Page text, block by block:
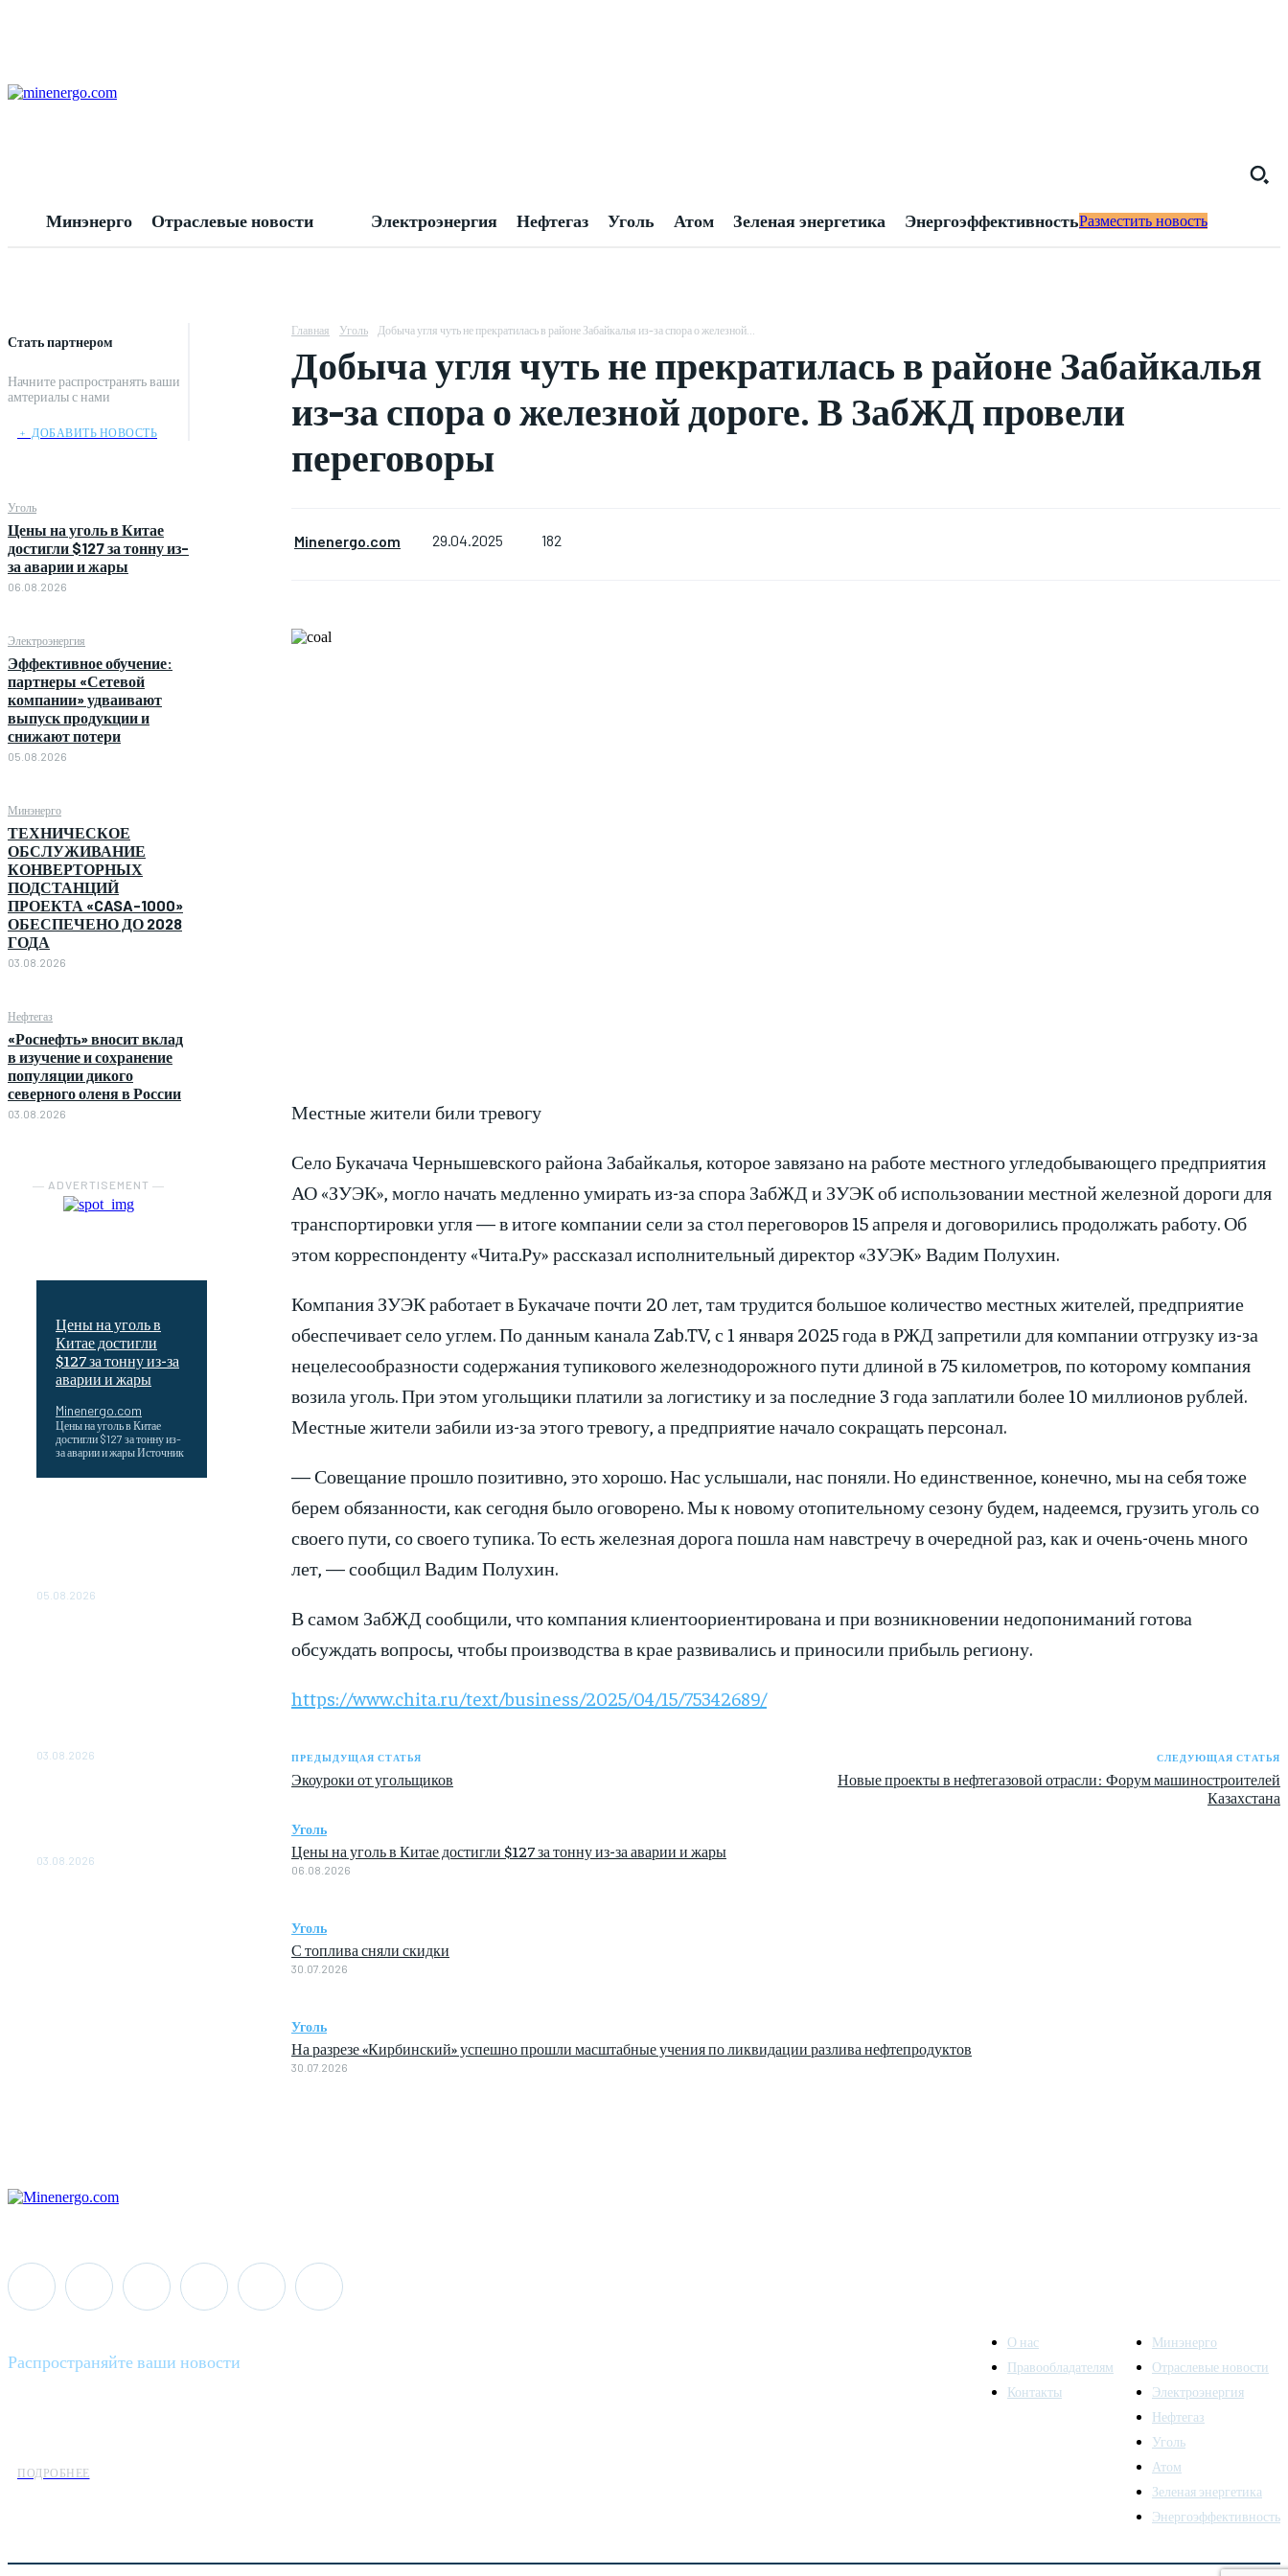
Минэнерго Отраслевые новости Электроэнергия Нефтегаз Уголь Атом Зеленая энергетика ЭнергоэффективностьРазместить новость
Стать партнером
Начните распространять ваши
амтериалы с нами
﹢ ДОБАВИТЬ НОВОСТЬ
Уголь
Цены на уголь в Китае
достигли $127 за тонну из-
за аварии и жары
06.08.2026
Электроэнергия
Эффективное обучение:
партнеры «Сетевой
компании» удваивают
выпуск продукции и
снижают потери
05.08.2026
Минэнерго
ТЕХНИЧЕСКОЕ
ОБСЛУЖИВАНИЕ
КОНВЕРТОРНЫХ
ПОДСТАНЦИЙ
ПРОЕКТА «CASA-1000»
ОБЕСПЕЧЕНО ДО 2028
ГОДА
03.08.2026
Нефтегаз
«Роснефть» вносит вклад
в изучение и сохранение
популяции дикого
северного оленя в России
03.08.2026
― ADVERTISEMENT ―
Цены на уголь в
Китае достигли
$127 за тонну из-за
аварии и жары
Minenergo.com
Цены на уголь в Китае
достигли $127 за тонну из-
за аварии и жары Источник
05.08.2026
03.08.2026
03.08.2026
Главная Уголь Добыча угля чуть не прекратилась в районе Забайкалья из-за спора о железной...
Добыча угля чуть не прекратилась в районе Забайкалья
из-за спора о железной дороге. В ЗабЖД провели
переговоры
Minenergo.com 29.04.2025 182
Местные жители били тревогу
Село Букачача Чернышевского района Забайкалья, которое завязано на работе местного угледобывающего предприятия
АО «ЗУЭК», могло начать медленно умирать из-за спора ЗабЖД и ЗУЭК об использовании местной железной дороги для
транспортировки угля — в итоге компании сели за стол переговоров 15 апреля и договорились продолжать работу. Об
этом корреспонденту «Чита.Ру» рассказал исполнительный директор «ЗУЭК» Вадим Полухин.
Компания ЗУЭК работает в Букачаче почти 20 лет, там трудится большое количество местных жителей, предприятие
обеспечивает село углем. По данным канала Zab.TV, с 1 января 2025 года в РЖД запретили для компании отгрузку из-за
нецелесообразности содержания тупикового железнодорожного пути длиной в 75 километров, по которому компания
возила уголь. При этом угольщики платили за логистику и за последние 3 года заплатили более 10 миллионов рублей.
Местные жители забили из-за этого тревогу, а предприятие начало сокращать персонал.
— Совещание прошло позитивно, это хорошо. Нас услышали, нас поняли. Но единственное, конечно, мы на себя тоже
берем обязанности, как сегодня было оговорено. Мы к новому отопительному сезону будем, надеемся, грузить уголь со
своего пути, со своего тупика. То есть железная дорога пошла нам навстречу в очередной раз, как и очень-очень много
лет, — сообщил Вадим Полухин.
В самом ЗабЖД сообщили, что компания клиентоориентирована и при возникновении недопониманий готова
обсуждать вопросы, чтобы производства в крае развивались и приносили прибыль региону.
https://www.chita.ru/text/business/2025/04/15/75342689/
ПРЕДЫДУЩАЯ СТАТЬЯ
Экоуроки от угольщиков
СЛЕДУЮЩАЯ СТАТЬЯ
Новые проекты в нефтегазовой отрасли: Форум машиностроителей
Казахстана
Уголь
Цены на уголь в Китае достигли $127 за тонну из-за аварии и жары
06.08.2026
Уголь
С топлива сняли скидки
30.07.2026
Уголь
На разрезе «Кирбинский» успешно прошли масштабные учения по ликвидации разлива нефтепродуктов
30.07.2026
Распространяйте ваши новости
ПОДРОБНЕЕ
О нас
Правообладателям
Контакты
Минэнерго
Отраслевые новости
Электроэнергия
Нефтегаз
Уголь
Атом
Зеленая энергетика
Энергоэффективность